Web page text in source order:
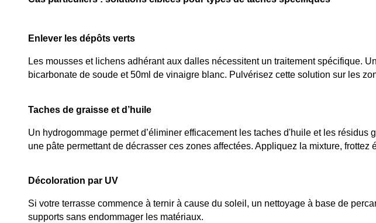
Enlever les dépôts verts
Les mousses et lichens adhérant aux dalles nécessitent un traitement spécifique.
bicarbonate de soude et 50ml de vinaigre blanc. Pulvérisez cette solution sur les
Taches de graisse et d’huile
Un hydrogommage permet d’éliminer efficacement les taches d'huile et les
une pâte permettant de décrasser ces zones affectées. Appliquez la mixture,
Décoloration par UV
Si votre terrasse commence à ternir à cause du soleil, un nettoyage à base de
supports sans endommager les matériaux.